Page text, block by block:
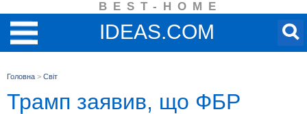
BEST-HOME
IDEAS.COM
Головна > Світ
Трамп заявив, що ФБР